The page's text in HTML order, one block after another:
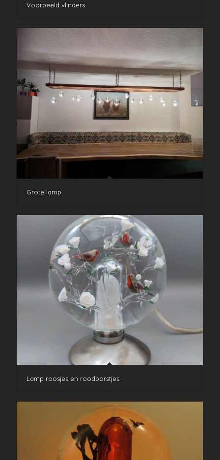
Voorbeeld vlinders
Grote lamp
Lamp roosjes en roodborstjes